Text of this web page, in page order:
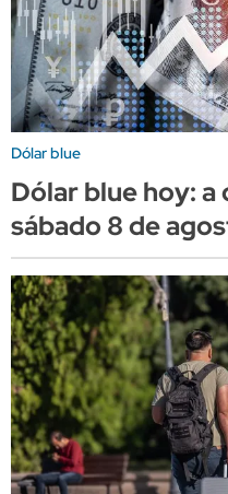
Dólar blue
Dólar blue hoy:
sábado 8 de